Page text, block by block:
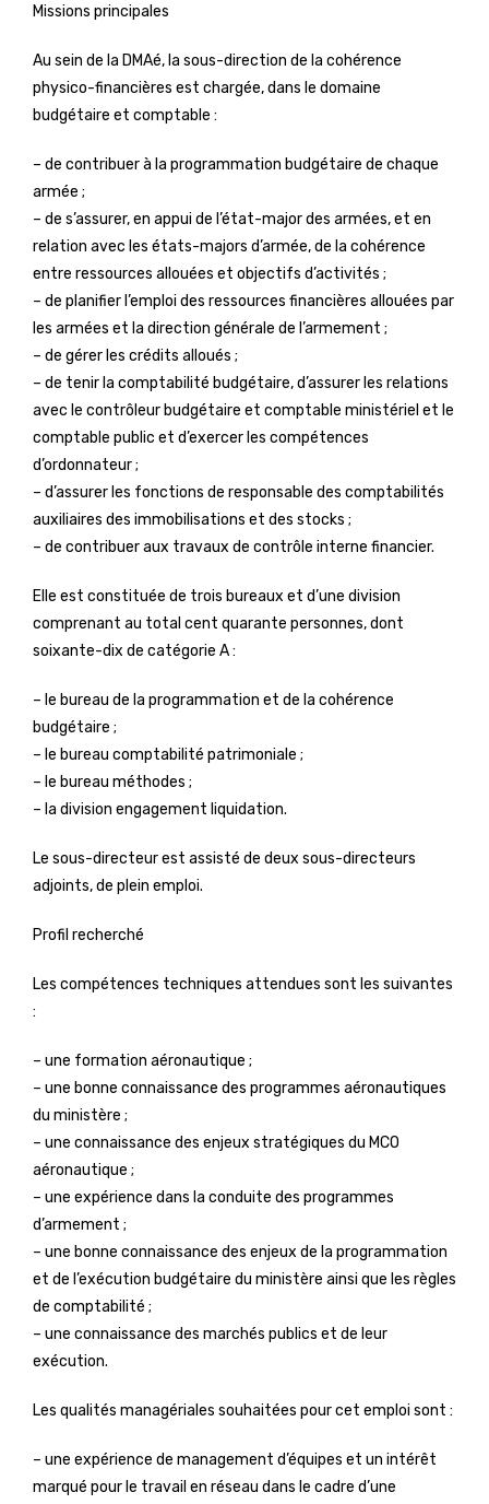
Missions principales
Au sein de la DMAé, la sous-direction de la cohérence
physico-financières est chargée, dans le domaine
budgétaire et comptable :
– de contribuer à la programmation budgétaire de chaque
armée ;
– de s’assurer, en appui de l’état-major des armées, et en
relation avec les états-majors d’armée, de la cohérence
entre ressources allouées et objectifs d’activités ;
– de planifier l’emploi des ressources financières allouées par
les armées et la direction générale de l’armement ;
– de gérer les crédits alloués ;
– de tenir la comptabilité budgétaire, d’assurer les relations
avec le contrôleur budgétaire et comptable ministériel et le
comptable public et d’exercer les compétences
d’ordonnateur ;
– d’assurer les fonctions de responsable des comptabilités
auxiliaires des immobilisations et des stocks ;
– de contribuer aux travaux de contrôle interne financier.
Elle est constituée de trois bureaux et d’une division
comprenant au total cent quarante personnes, dont
soixante-dix de catégorie A :
– le bureau de la programmation et de la cohérence
budgétaire ;
– le bureau comptabilité patrimoniale ;
– le bureau méthodes ;
– la division engagement liquidation.
Le sous-directeur est assisté de deux sous-directeurs
adjoints, de plein emploi.
Profil recherché
Les compétences techniques attendues sont les suivantes
:
– une formation aéronautique ;
– une bonne connaissance des programmes aéronautiques
du ministère ;
– une connaissance des enjeux stratégiques du MCO
aéronautique ;
– une expérience dans la conduite des programmes
d’armement ;
– une bonne connaissance des enjeux de la programmation
et de l’exécution budgétaire du ministère ainsi que les règles
de comptabilité ;
– une connaissance des marchés publics et de leur
exécution.
Les qualités managériales souhaitées pour cet emploi sont :
– une expérience de management d’équipes et un intérêt
marqué pour le travail en réseau dans le cadre d’une